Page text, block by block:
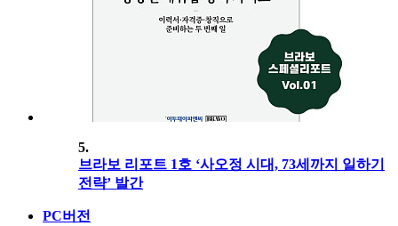
5.
브라보 리포트 1호 ‘사오정 시대, 73세까지 일하기
전략’ 발간
PC버전